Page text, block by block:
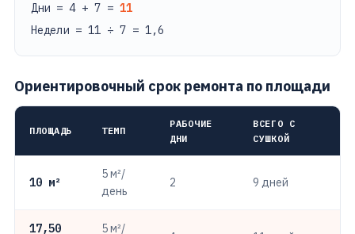
Дни = 4 + 7 = 11
Недели = 11 ÷ 7 = 1,6
Ориентировочный срок ремонта по площади
ПЛОЩАДЬ ТЕМП
РАБОЧИЕ
ДНИ
ВСЕГО С
СУШКОЙ
10 м²
5 м²/
день
2 9 дней
17,50
5 м²/